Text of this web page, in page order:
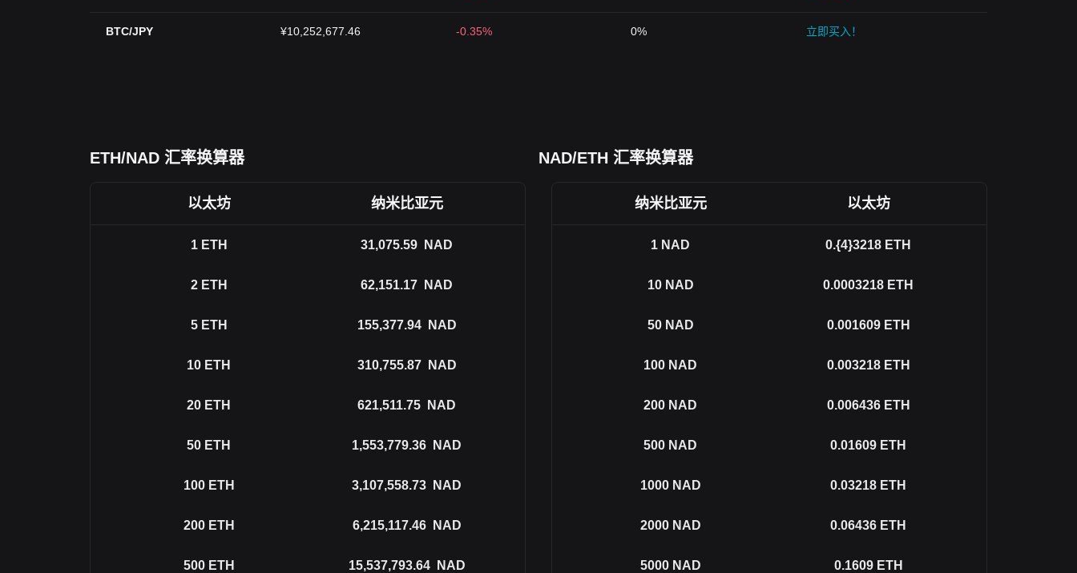
BTC/JPY ¥10,252,677.46 -0.35% 0% 立即买入！
ETH/NAD 汇率换算器 NAD/ETH 汇率换算器
以太坊 纳米比亚元
1 ETH 31,075.59 NAD
2 ETH 62,151.17 NAD
5 ETH 155,377.94 NAD
10 ETH 310,755.87 NAD
20 ETH 621,511.75 NAD
50 ETH 1,553,779.36 NAD
100 ETH 3,107,558.73 NAD
200 ETH 6,215,117.46 NAD
500 ETH 15,537,793.64 NAD
纳米比亚元 以太坊
1 NAD 0.{4}3218 ETH
10 NAD 0.0003218 ETH
50 NAD 0.001609 ETH
100 NAD 0.003218 ETH
200 NAD 0.006436 ETH
500 NAD 0.01609 ETH
1000 NAD 0.03218 ETH
2000 NAD 0.06436 ETH
5000 NAD 0.1609 ETH